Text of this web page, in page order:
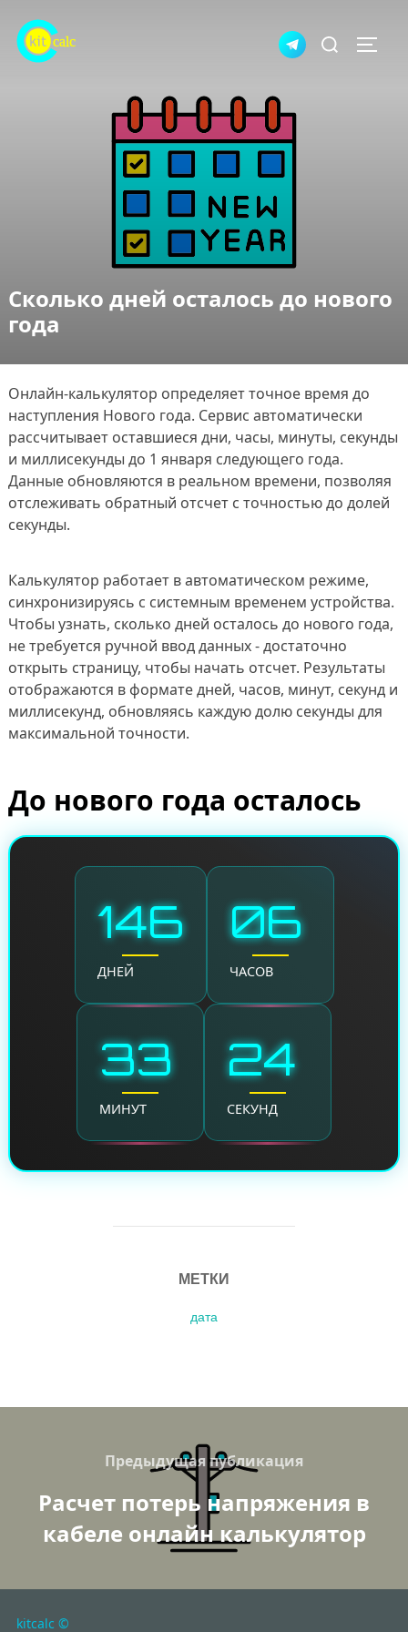
содержимому
Искать:
Сколько дней осталось до нового
года
Онлайн-калькулятор определяет точное время до
наступления Нового года. Сервис автоматически
рассчитывает оставшиеся дни, часы, минуты, секунды
и миллисекунды до 1 января следующего года.
Данные обновляются в реальном времени, позволяя
отслеживать обратный отсчет с точностью до долей
секунды.
Калькулятор работает в автоматическом режиме,
синхронизируясь с системным временем устройства.
Чтобы узнать, сколько дней осталось до нового года,
не требуется ручной ввод данных - достаточно
открыть страницу, чтобы начать отсчет. Результаты
отображаются в формате дней, часов, минут, секунд и
миллисекунд, обновляясь каждую долю секунды для
максимальной точности.
До нового года осталось
146
ДНЕЙ
06
ЧАСОВ
33
МИНУТ
24
СЕКУНД
МЕТКИ
дата
записям
Previous
Предыдущая публикация
Расчет потерь напряжения в
кабеле онлайн калькулятор
kitcalc ©